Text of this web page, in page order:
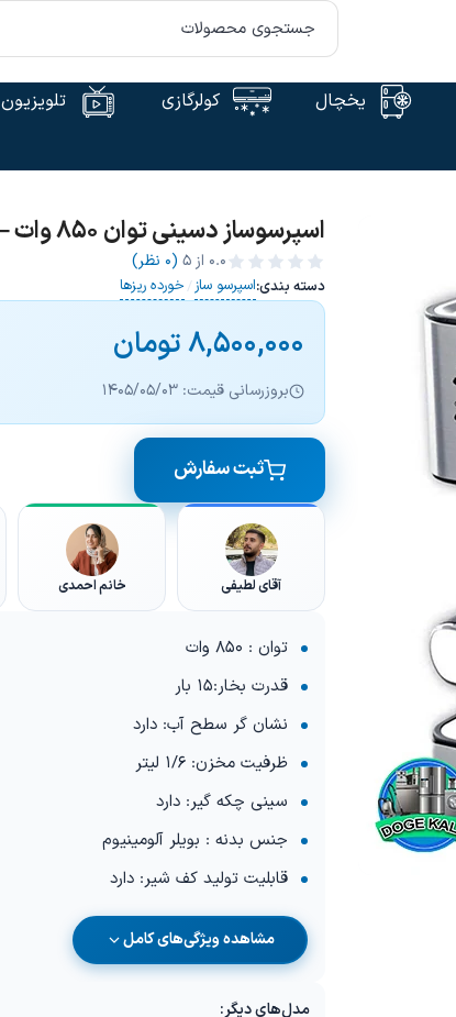
یخچال کولرگازی تلویزیون
اسپرسوساز دسینی توان 850 وات – DESSINI DS-999
0.0 از ۵ (0 نظر)
دسته بندی:اسپرسو ساز/ خورده ریزها
8,500,000تومان
بروزرسانی قیمت: 1405/05/03
ثبت سفارش
آقای لطیفی خانم احمدی
توان : 850 وات
قدرت بخار:15 بار
نشان گر سطح آب: دارد
ظرفیت مخزن: 1/6 لیتر
سینی چکه گیر: دارد
جنس بدنه : بویلر آلومینیوم
قابلیت تولید کف شیر: دارد
مشاهده ویژگی‌های کامل
مدل‌های دیگر: